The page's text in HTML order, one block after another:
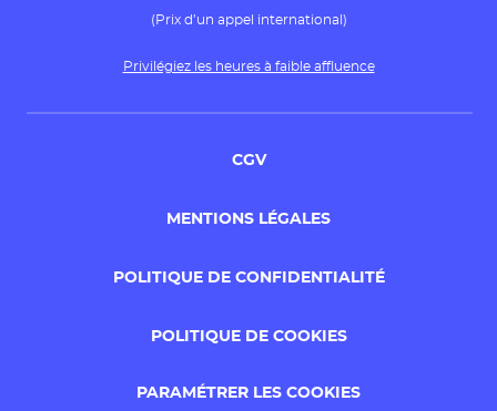
(Prix d’un appel international)
Privilégiez les heures à faible affluence
CGV
MENTIONS LÉGALES
POLITIQUE DE CONFIDENTIALITÉ
POLITIQUE DE COOKIES
PARAMÉTRER LES COOKIES